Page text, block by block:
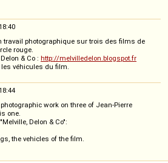
travail photographique sur trois des films de
rouge.
& Co : http://melvilledelon.blogspot.fr
les véhicules du film.
work on three of Jean-Pierre
one.
Delon & Co":
the vehicles of the film.